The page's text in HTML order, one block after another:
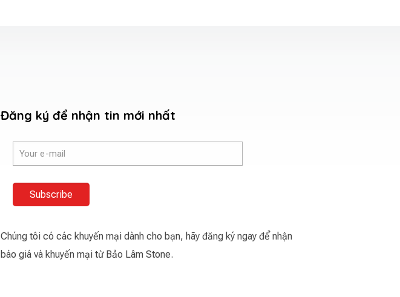
Đăng ký để nhận tin mới nhất
Chúng tôi có các khuyến mại dành cho bạn, hãy đăng ký ngay để nhận
báo giá và khuyến mại từ Bảo Lâm Stone.